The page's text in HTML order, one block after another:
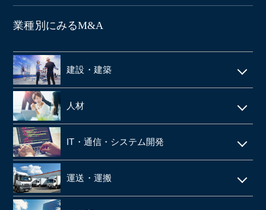
業種別にみるM&A
建設・建築
電気工事・管工事
建設・土木
空調設備工事
仮設足場工事・足場施工
施工管理
人材
人材派遣
SES
シェアードサービス
IT・通信・システム開発
IT
システム開発
運送・運搬